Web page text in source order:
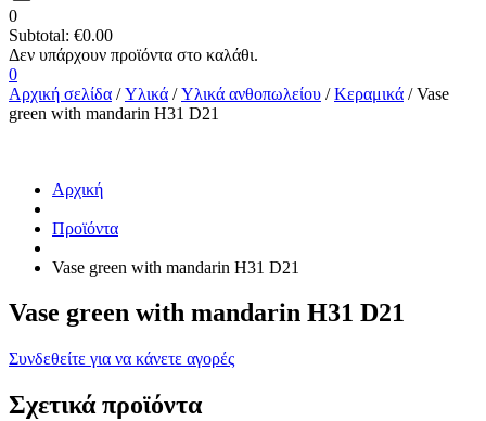
0
Subtotal: €0.00
0
Αρχική σελίδα /Υλικά /Υλικά ανθοπωλείου /Κεραμικά / Vase
green with mandarin H31 D21
Αρχική
Προϊόντα
Vase green with mandarin H31 D21
Vase green with mandarin H31 D21
Συνδεθείτε για να κάνετε αγορές
Σχετικά προϊόντα